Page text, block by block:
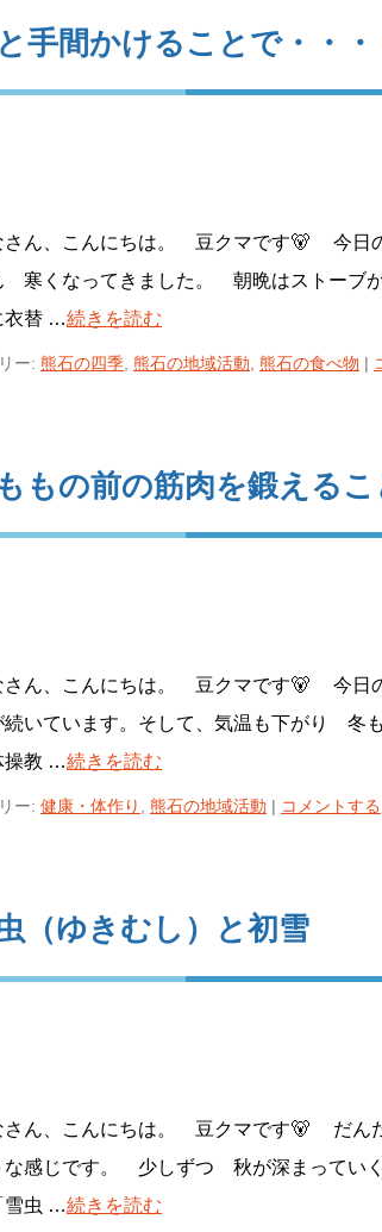
手間かけることで・・・
ん、こんにちは。 豆クマです🐻 今日
寒くなってきました。 朝晩はストーブ
衣替 …続きを読む
ー: 熊石の四季 熊石の地域活動 熊石の食べ物 |
もの前の筋肉を鍛える
ん、こんにちは。 豆クマです🐻 今日
続いています。そして、気温も下がり
操教 …続きを読む
ー: 健康・体作り , 熊石の地域活動 | コメントする
（ゆきむし）と初雪
ん、こんにちは。 豆クマです🐻 だん
な感じです。 少しずつ 秋が深まってい
雪虫 …続きを読む